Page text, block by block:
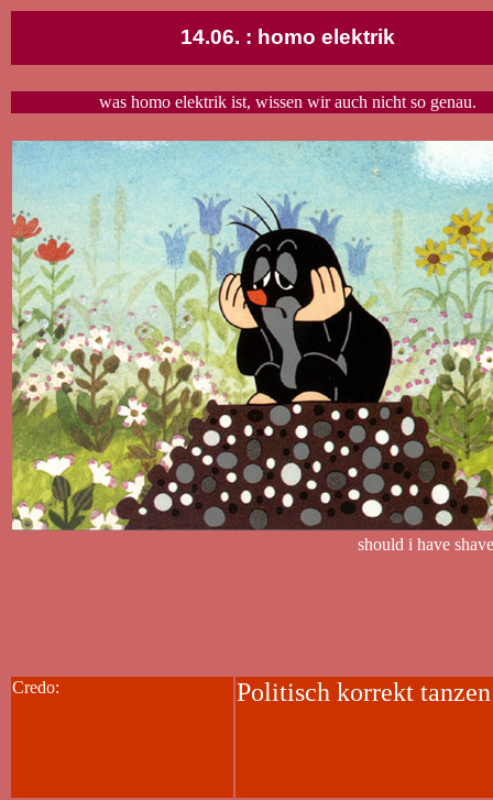
14.06. : homo elektrik
was homo elektrik ist, wissen wir auch nicht so genau.
should i have
Credo:
Politisch korrekt